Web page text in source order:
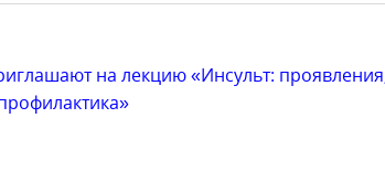
на лекцию «Инсульт: